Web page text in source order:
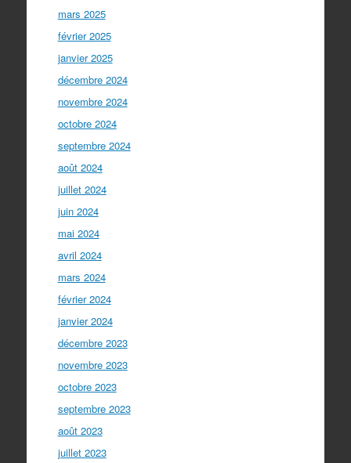
mars 2025
février 2025
janvier 2025
décembre 2024
novembre 2024
octobre 2024
septembre 2024
août 2024
juillet 2024
juin 2024
mai 2024
avril 2024
mars 2024
février 2024
janvier 2024
décembre 2023
novembre 2023
octobre 2023
septembre 2023
août 2023
juillet 2023